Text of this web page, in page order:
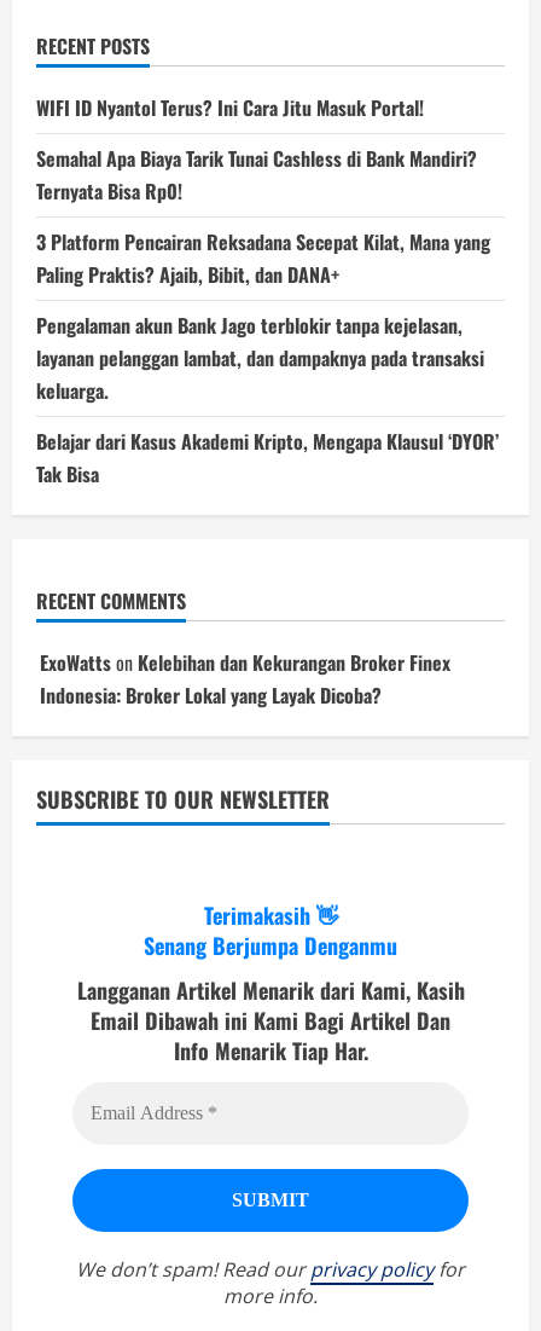
RECENT POSTS
WIFI ID Nyantol Terus? Ini Cara Jitu Masuk Portal!
Semahal Apa Biaya Tarik Tunai Cashless di Bank Mandiri?
Ternyata Bisa Rp0!
3 Platform Pencairan Reksadana Secepat Kilat, Mana yang
Paling Praktis? Ajaib, Bibit, dan DANA+
Pengalaman akun Bank Jago terblokir tanpa kejelasan,
layanan pelanggan lambat, dan dampaknya pada transaksi
keluarga.
Belajar dari Kasus Akademi Kripto, Mengapa Klausul ‘DYOR’
Tak Bisa
RECENT COMMENTS
ExoWattson Kelebihan dan Kekurangan Broker Finex
Indonesia: Broker Lokal yang Layak Dicoba?
SUBSCRIBE TO OUR NEWSLETTER
Terimakasih 👋
Senang Berjumpa Denganmu
Langganan Artikel Menarik dari Kami, Kasih
Email Dibawah ini Kami Bagi Artikel Dan
Info Menarik Tiap Har.
We don’t spam! Read ourprivacy policyfor
more info.